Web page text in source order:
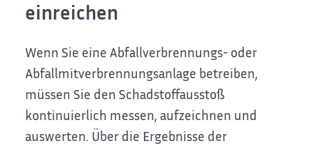
einreichen
Wenn Sie eine Abfallverbrennungs- oder
Abfallmitverbrennungsanlage betreiben,
müssen Sie den Schadstoffausstoß
kontinuierlich messen, aufzeichnen und
auswerten. Über die Ergebnisse der